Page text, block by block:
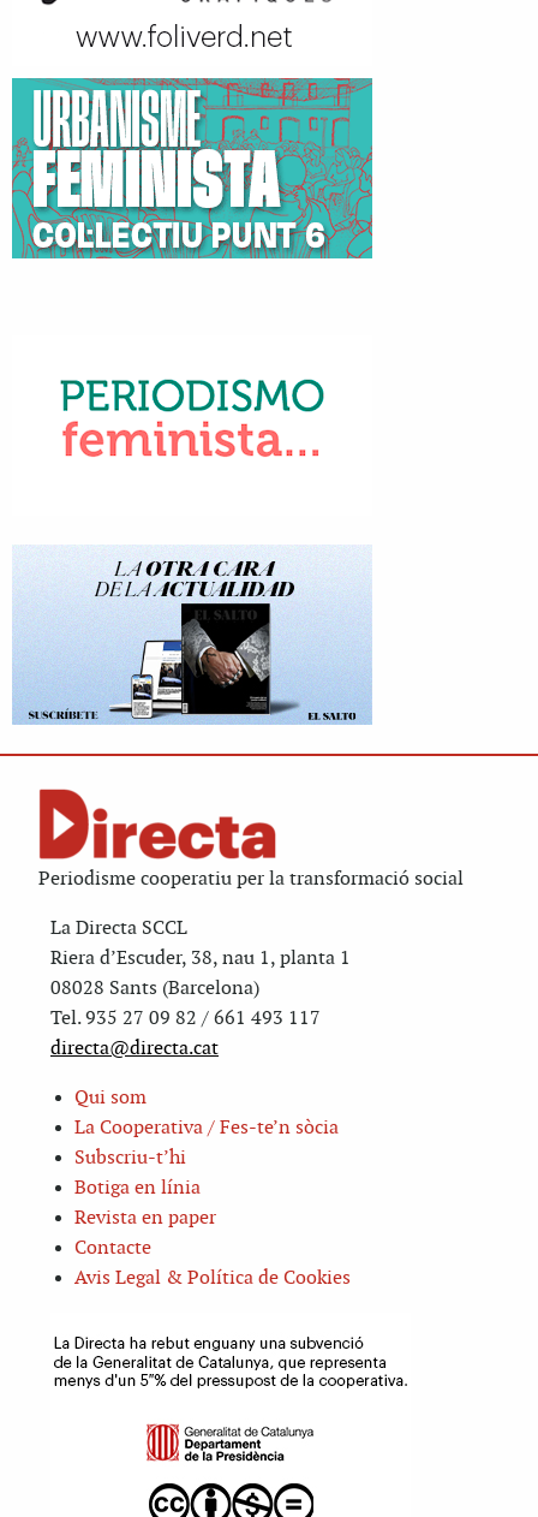
Periodisme cooperatiu per la transformació social
La Directa SCCL
Riera d’Escuder, 38, nau 1, planta 1
08028 Sants (Barcelona)
Tel. 935 27 09 82 / 661 493 117
directa@directa.cat
Qui som
La Cooperativa / Fes-te’n sòcia
Subscriu-t’hi
Botiga en línia
Revista en paper
Contacte
Avis Legal & Política de Cookies